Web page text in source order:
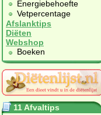
Energiebehoefte
Vetpercentage
Afslanktips
Diëten
Webshop
Boeken
11 Afvaltips